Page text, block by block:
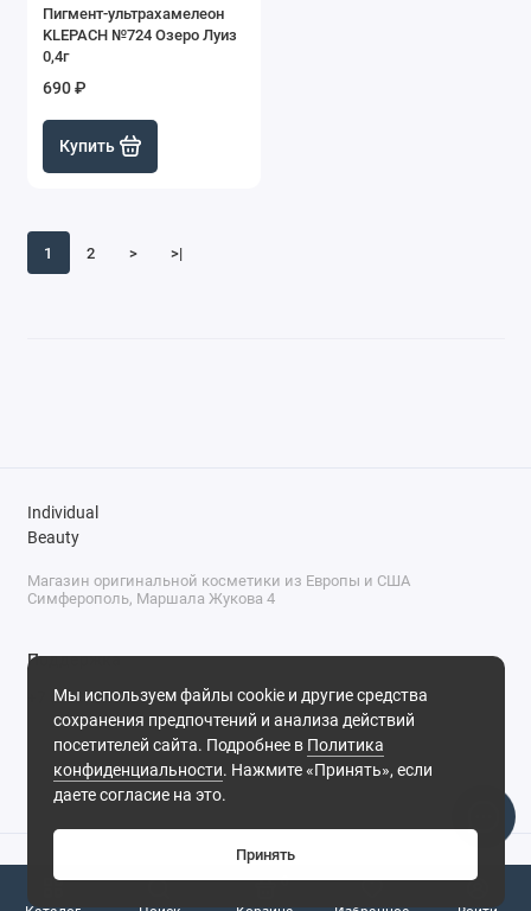
0
Пигмент-ультрахамелеон
KLEPACH №724 Озеро Луиз
0,4г
690 ₽
Купить
1 2 > >|
Мы используем файлы cookie и другие средства
сохранения предпочтений и анализа действий
посетителей сайта. Подробнее в Политика
конфиденциальности. Нажмите «Принять», если
даете согласие на это.
Принять
Individual
Beauty
Магазин оригинальной косметики из Европы и США
Симферополь, Маршала Жукова 4
Поддержка
+7 (978) 586-46-46
ПН-ПТ: 9:00 - 18:00
Суббота: 9:00 - 17:00
Воскресенье: выходной
Симферополь, ул. Маршала Жукова, 4